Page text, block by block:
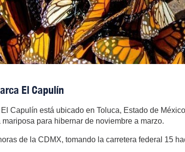
El Capulín
Capulín está ubicado en Toluca, Estado de
para hibernar de noviembre a marzo.
de la CDMX, tomando la carretera federal 15